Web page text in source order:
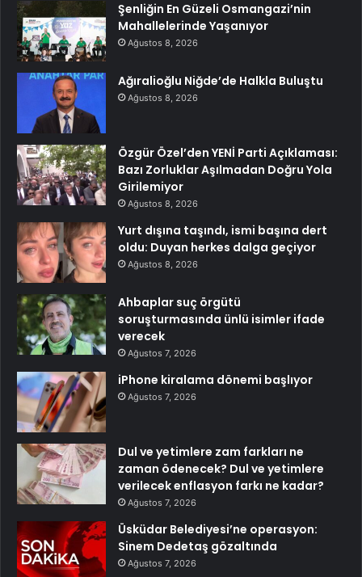
Şenliğin En Güzeli Osmangazi’nin
Mahallelerinde Yaşanıyor
Ağustos 8, 2026
Ağıralioğlu Niğde’de Halkla Buluştu
Ağustos 8, 2026
Özgür Özel’den YENİ Parti Açıklaması:
Bazı Zorluklar Aşılmadan Doğru Yola
Girilemiyor
Ağustos 8, 2026
Yurt dışına taşındı, ismi başına dert
oldu: Duyan herkes dalga geçiyor
Ağustos 8, 2026
Ahbaplar suç örgütü
soruşturmasında ünlü isimler ifade
verecek
Ağustos 7, 2026
iPhone kiralama dönemi başlıyor
Ağustos 7, 2026
Dul ve yetimlere zam farkları ne
zaman ödenecek? Dul ve yetimlere
verilecek enflasyon farkı ne kadar?
Ağustos 7, 2026
Üsküdar Belediyesi’ne operasyon:
Sinem Dedetaş gözaltında
Ağustos 7, 2026